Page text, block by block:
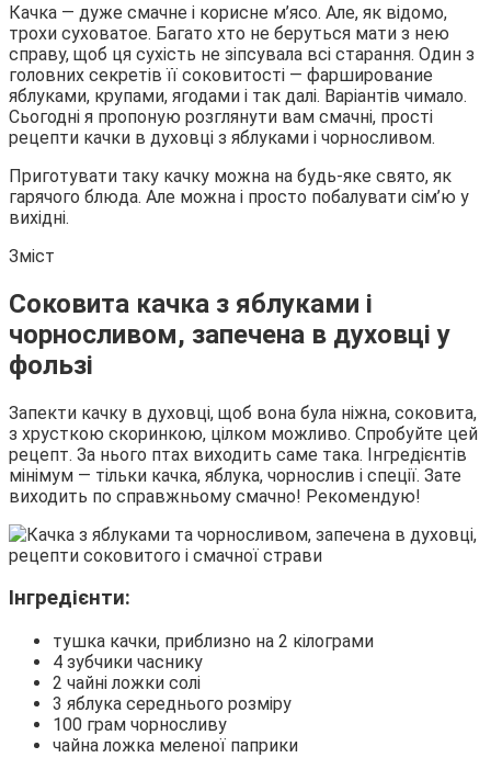
Качка — дуже смачне і корисне м’ясо. Але, як відомо,
трохи суховатое. Багато хто не беруться мати з нею
справу, щоб ця сухість не зіпсувала всі старання. Один з
головних секретів її соковитості — фарширование
яблуками, крупами, ягодами і так далі. Варіантів чимало.
Сьогодні я пропоную розглянути вам смачні, прості
рецепти качки в духовці з яблуками і чорносливом.
Приготувати таку качку можна на будь-яке свято, як
гарячого блюда. Але можна і просто побалувати сім’ю у
вихідні.
Зміст
Соковита качка з яблуками і
чорносливом, запечена в духовці у
фользі
Запекти качку в духовці, щоб вона була ніжна, соковита,
з хрусткою скоринкою, цілком можливо. Спробуйте цей
рецепт. За нього птах виходить саме така. Інгредієнтів
мінімум — тільки качка, яблука, чорнослив і спеції. Зате
виходить по справжньому смачно! Рекомендую!
Інгредієнти:
тушка качки, приблизно на 2 кілограми
4 зубчики часнику
2 чайні ложки солі
3 яблука середнього розміру
100 грам чорносливу
чайна ложка меленої паприки